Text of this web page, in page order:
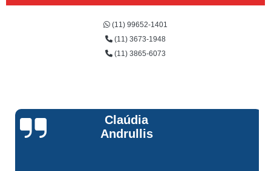
(11) 99652-1401
(11) 3673-1948
(11) 3865-6073
Claúdia
Andrullis